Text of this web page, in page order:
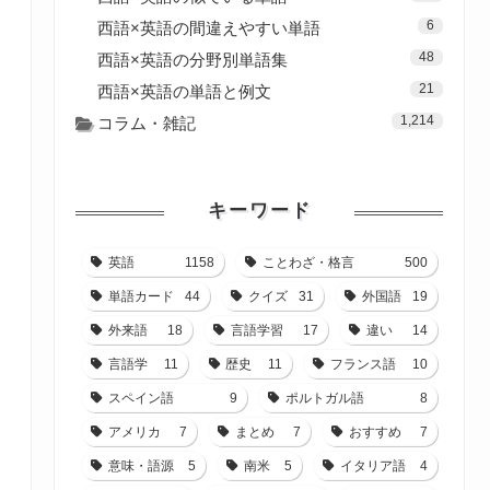
西語×英語の間違えやすい単語 6
西語×英語の分野別単語集 48
西語×英語の単語と例文 21
コラム・雑記 1,214
キーワード
英語 1158 ことわざ・格言 500
単語カード 44 クイズ 31 外国語 19
外来語 18 言語学習 17 違い 14
言語学 11 歴史 11 フランス語 10
スペイン語 9 ポルトガル語 8
アメリカ 7 まとめ 7 おすすめ 7
意味・語源 5 南米 5 イタリア語 4